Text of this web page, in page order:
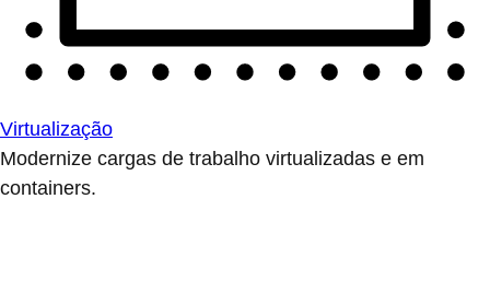
Virtualização
Modernize cargas de trabalho virtualizadas e em
containers.